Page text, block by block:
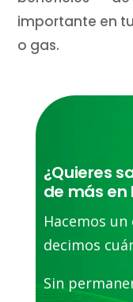
importante en
o gas.
¿Quieres
de más en
Hacemos
decimos
Sin